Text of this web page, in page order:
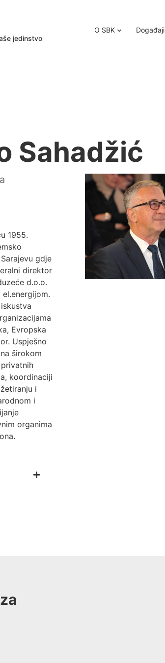
jedinstvo
O SBK Događaji
Sahadžić
1955.
gdje
direktor
d.o.o.
Evropska
Uspješno
širokom
koordinaciji
i
i
organima